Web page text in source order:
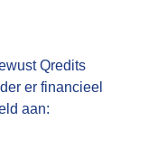
Qredits
er financieel
aan: